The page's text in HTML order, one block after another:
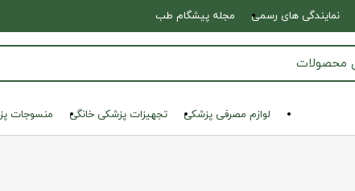
نمایندگی های رسمی مجله پیشگام طب
لوازم مصرفی پزشکی تجهیزات پزشکی خانگی منسوجات